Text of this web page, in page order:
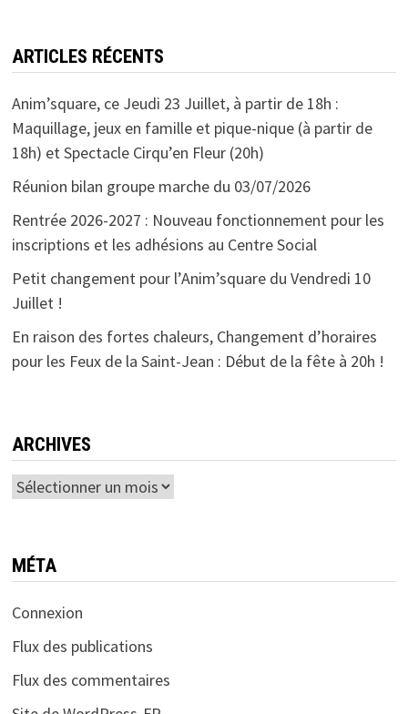
ARTICLES RÉCENTS
Anim’square, ce Jeudi 23 Juillet, à partir de 18h :
Maquillage, jeux en famille et pique-nique (à partir de
18h) et Spectacle Cirqu’en Fleur (20h)
Réunion bilan groupe marche du 03/07/2026
Rentrée 2026-2027 : Nouveau fonctionnement pour les
inscriptions et les adhésions au Centre Social
Petit changement pour l’Anim’square du Vendredi 10
Juillet !
En raison des fortes chaleurs, Changement d’horaires
pour les Feux de la Saint-Jean : Début de la fête à 20h !
ARCHIVES
Archives
MÉTA
Connexion
Flux des publications
Flux des commentaires